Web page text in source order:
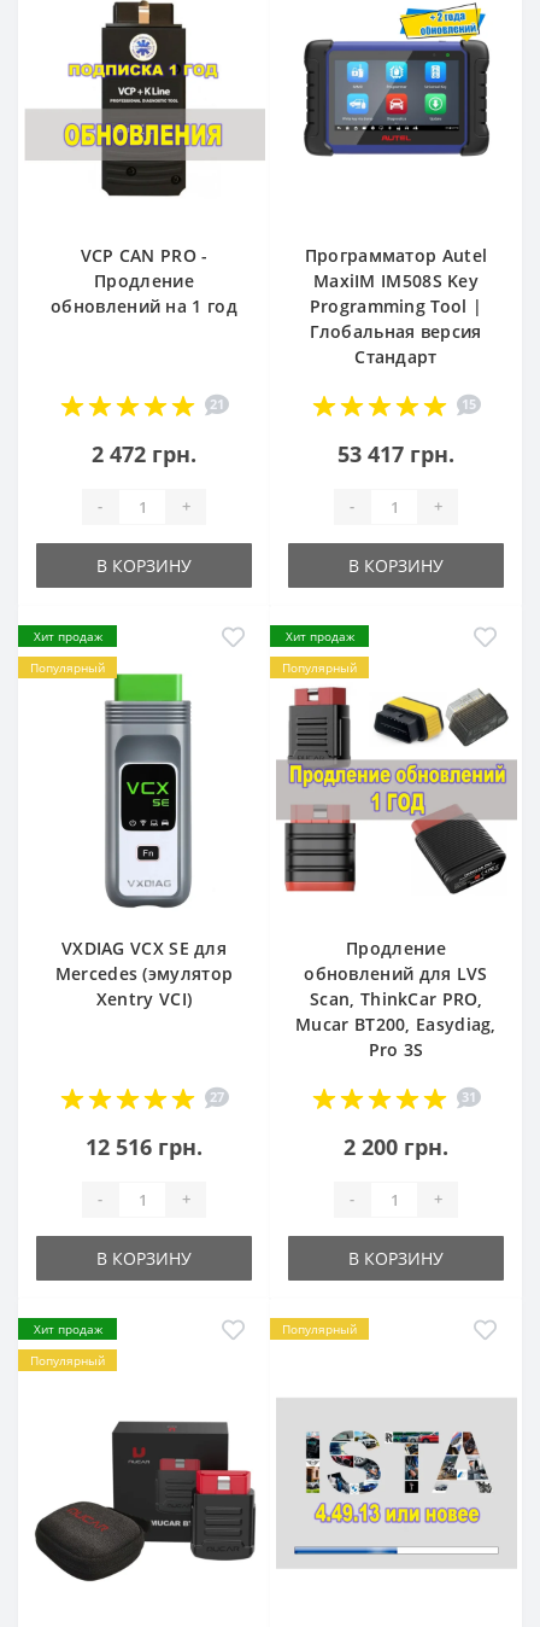
VCP CAN PRO -
Продление
обновлений на 1 год
21
2 472 грн.
- +
В КОРЗИНУ
Программатор Autel
MaxiIM IM508S Key
Programming Tool |
Глобальная версия
Стандарт
15
53 417 грн.
- +
В КОРЗИНУ
Хит продаж
Популярный
VXDIAG VCX SE для
Mercedes (эмулятор
Xentry VCI)
27
12 516 грн.
- +
В КОРЗИНУ
Хит продаж
Популярный
Продление
обновлений для LVS
Scan, ThinkCar PRO,
Mucar BT200, Easydiag,
Pro 3S
31
2 200 грн.
- +
В КОРЗИНУ
Хит продаж
Популярный
Популярный